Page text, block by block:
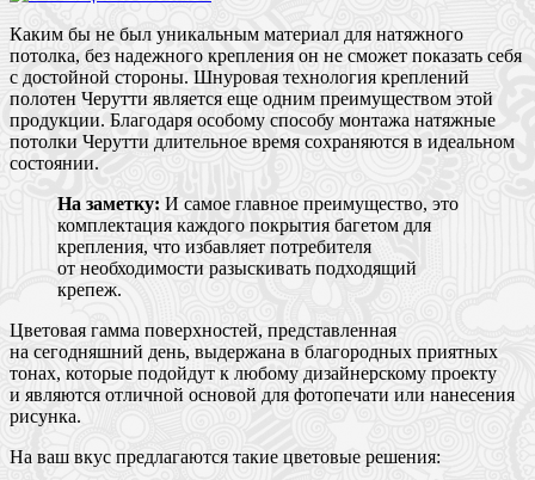
Каким бы не был уникальным материал для натяжного
потолка, без надежного крепления он не сможет показать себя
с достойной стороны. Шнуровая технология креплений
полотен Черутти является еще одним преимуществом этой
продукции. Благодаря особому способу монтажа натяжные
потолки Черутти длительное время сохраняются в идеальном
состоянии.
На заметку: И самое главное преимущество, это
комплектация каждого покрытия багетом для
крепления, что избавляет потребителя
от необходимости разыскивать подходящий
крепеж.
Цветовая гамма поверхностей, представленная
на сегодняшний день, выдержана в благородных приятных
тонах, которые подойдут к любому дизайнерскому проекту
и являются отличной основой для фотопечати или нанесения
рисунка.
На ваш вкус предлагаются такие цветовые решения: